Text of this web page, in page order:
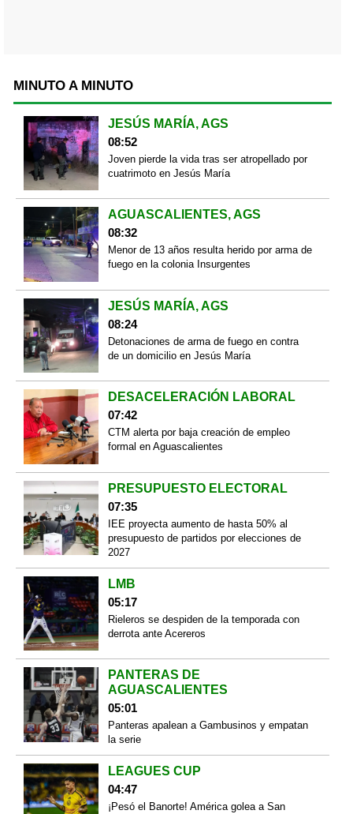
MINUTO A MINUTO
JESÚS MARÍA, AGS
08:52
Joven pierde la vida tras ser atropellado por
cuatrimoto en Jesús María
AGUASCALIENTES, AGS
08:32
Menor de 13 años resulta herido por arma de
fuego en la colonia Insurgentes
JESÚS MARÍA, AGS
08:24
Detonaciones de arma de fuego en contra
de un domicilio en Jesús María
DESACELERACIÓN LABORAL
07:42
CTM alerta por baja creación de empleo
formal en Aguascalientes
PRESUPUESTO ELECTORAL
07:35
IEE proyecta aumento de hasta 50% al
presupuesto de partidos por elecciones de
2027
LMB
05:17
Rieleros se despiden de la temporada con
derrota ante Acereros
PANTERAS DE
AGUASCALIENTES
05:01
Panteras apalean a Gambusinos y empatan
la serie
LEAGUES CUP
04:47
¡Pesó el Banorte! América golea a San